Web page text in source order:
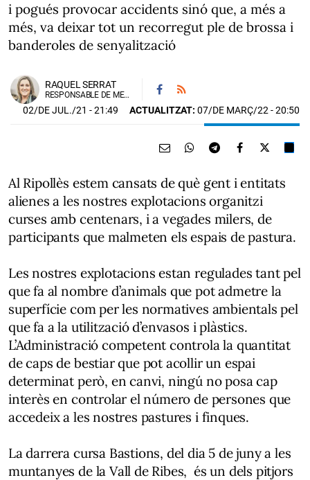
i pogués provocar accidents sinó que, a més a
més, va deixar tot un recorregut ple de brossa i
banderoles de senyalització
RAQUEL SERRAT
RESPONSABLE DE MEDI RURAL D'UNIÓ DE PAGESOS
02/DE JUL./21 - 21:49 ACTUALITZAT: 07/DE MARÇ/22 - 20:50
Al Ripollès estem cansats de què gent i entitats
alienes a les nostres explotacions organitzi
curses amb centenars, i a vegades milers, de
participants que malmeten els espais de pastura.
Les nostres explotacions estan regulades tant pel
que fa al nombre d’animals que pot admetre la
superfície com per les normatives ambientals pel
que fa a la utilització d’envasos i plàstics.
L’Administració competent controla la quantitat
de caps de bestiar que pot acollir un espai
determinat però, en canvi, ningú no posa cap
interès en controlar el número de persones que
accedeix a les nostres pastures i finques.
La darrera cursa Bastions, del dia 5 de juny a les
muntanyes de la Vall de Ribes, és un dels pitjors